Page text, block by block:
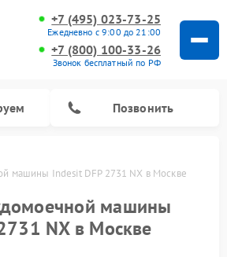
+7 (495) 023-73-25
Ежедневно с 9:00 до 21:00
+7 (800) 100-33-26
Звонок бесплатный по РФ
Позвонить
машины Indesit DFP 2731 NX в Москве
машины
NX в Москве